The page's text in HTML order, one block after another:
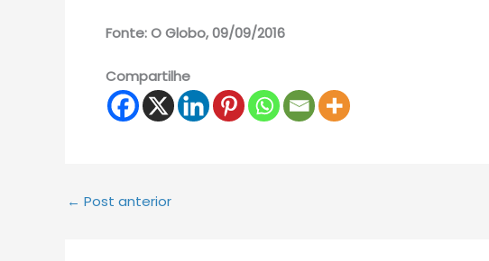
Fonte: O Globo, 09/09/2016
Compartilhe
← Post anterior